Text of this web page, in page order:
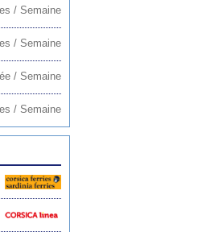
/ Semaine
/ Semaine
/ Semaine
/ Semaine